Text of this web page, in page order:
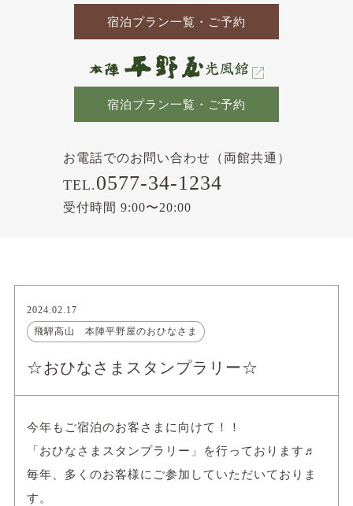
宿泊プラン一覧・ご予約
宿泊プラン一覧・ご予約
お電話でのお問い合わせ（両館共通）
TEL.0577-34-1234
受付時間 9:00〜20:00
2024.02.17
飛騨高山 本陣平野屋のおひなさま
☆おひなさまスタンプラリー☆
今年もご宿泊のお客さまに向けて！！
「おひなさまスタンプラリー」
を行っております♬
毎年、多くのお客様にご参加していただいておりま
す。